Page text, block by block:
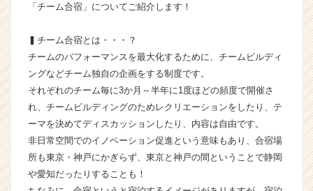
ら
カ
ウ
ト
届
く
就
活
サ
イ
「チーム合宿」についてご紹介します！
▍チーム合宿とは・・・？
チームのパフォーマンスを最大化するために、チームビルディ
ングなどチーム独自の企画をする制度です。
それぞれのチーム毎に3か月～半年に1度ほどの頻度で開催さ
れ、チームビルディングのためレクリエーションをしたり、テ
ーマを決めてディスカッションしたり、内容は自由です。
非日常空間でのイノベーション促進という意味もあり、合宿場
所も東京・神戸にかぎらず、東京と神戸の間ということで静岡
や愛知だったりすることも！